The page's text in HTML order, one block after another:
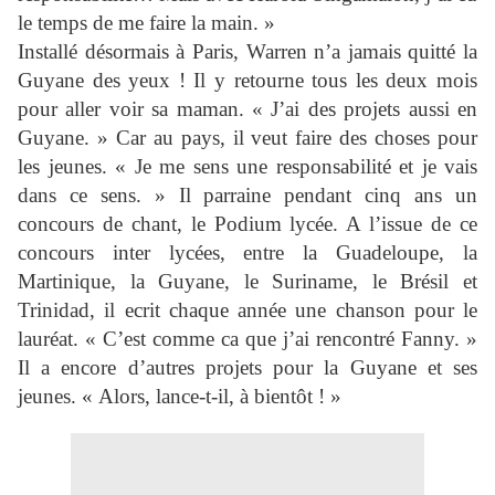
le temps de me faire la main. »
Installé désormais à Paris, Warren n’a jamais quitté la
Guyane des yeux ! Il y retourne tous les deux mois
pour aller voir sa maman. « J’ai des projets aussi en
Guyane. » Car au pays, il veut faire des choses pour
les jeunes. « Je me sens une responsabilité et je vais
dans ce sens. » Il parraine pendant cinq ans un
concours de chant, le Podium lycée. A l’issue de ce
concours inter lycées, entre la Guadeloupe, la
Martinique, la Guyane, le Suriname, le Brésil et
Trinidad, il ecrit chaque année une chanson pour le
lauréat. « C’est comme ca que j’ai rencontré Fanny. »
Il a encore d’autres projets pour la Guyane et ses
jeunes. « Alors, lance-t-il, à bientôt ! »